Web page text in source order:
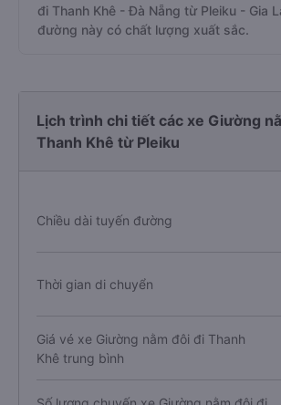
đi Thanh Khê - Đà Nẵng từ Pleiku - Gia
đường này có chất lượng xuất sắc.
Lịch trình chi tiết các xe Giường
Thanh Khê từ Pleiku
Chiều dài tuyến đường
Thời gian di chuyển
Giá vé xe Giường nằm đôi đi Thanh
Khê trung bình